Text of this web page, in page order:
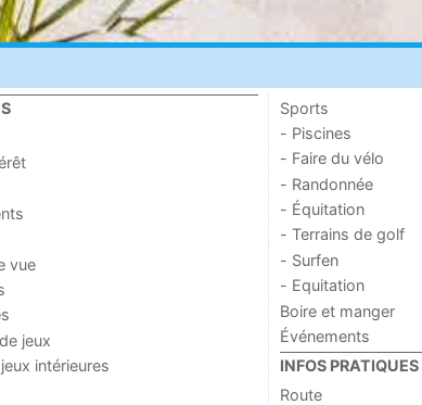
vue
jeux
intérieures
Sports
- Piscines
- Faire du vélo
- Randonnée
- Équitation
- Terrains de golf
- Surfen
- Equitation
Boire et manger
Événements
INFOS PRATIQUES
Route